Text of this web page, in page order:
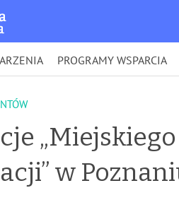
PROGRAMY WSPARCIA
w